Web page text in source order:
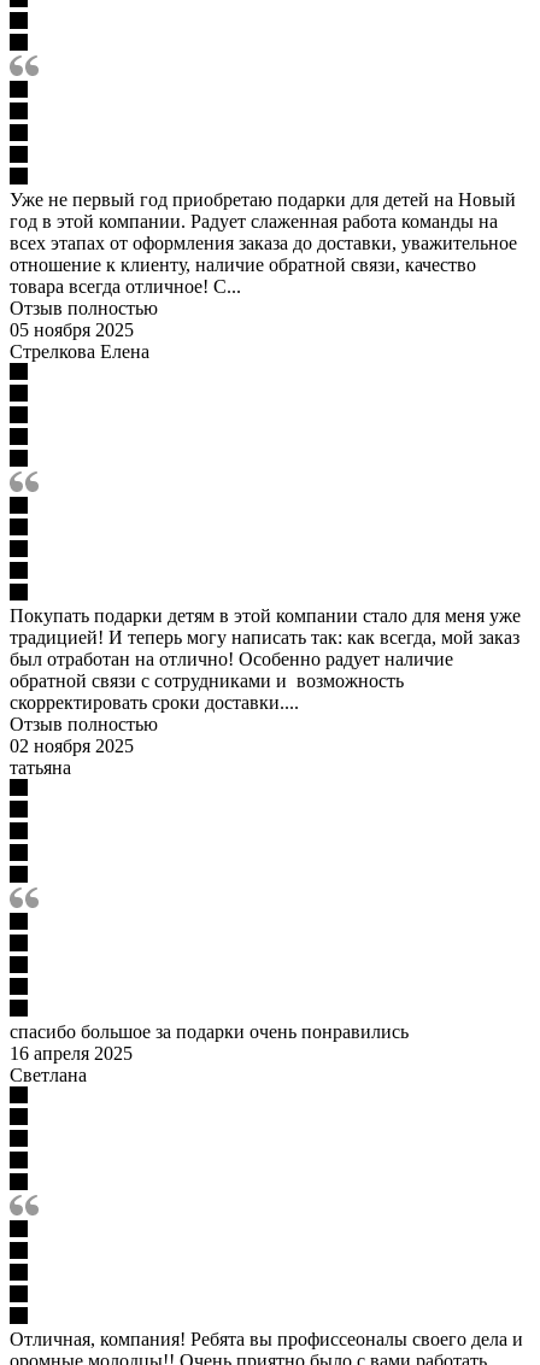
Уже не первый год приобретаю подарки для детей на Новый
год в этой компании. Радует слаженная работа команды на
всех этапах от оформления заказа до доставки, уважительное
отношение к клиенту, наличие обратной связи, качество
товара всегда отличное! С...
Отзыв полностью
05 ноября 2025
Стрелкова Елена
Покупать подарки детям в этой компании стало для меня уже
традицией! И теперь могу написать так: как всегда, мой заказ
был отработан на отлично! Особенно радует наличие
обратной связи с сотрудниками и возможность
скорректировать сроки доставки....
Отзыв полностью
02 ноября 2025
татьяна
спасибо большое за подарки очень понравились
16 апреля 2025
Светлана
Отличная, компания! Ребята вы профиссеоналы своего дела и
оромные молодцы!! Очень приятно было с вами работать.